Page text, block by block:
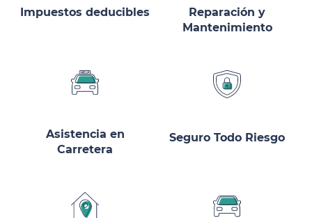
Impuestos deducibles
Reparación y
Mantenimiento
Asistencia en
Carretera
Seguro Todo Riesgo